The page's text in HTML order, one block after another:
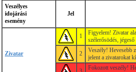
Veszélyes
idojárási
esemény
Jel
Zivatar
1
Figyelem! Zivatar
szélerősödés,
2
Veszély! Hevesebb
jelent a zivatarokat
Fokozott veszély!